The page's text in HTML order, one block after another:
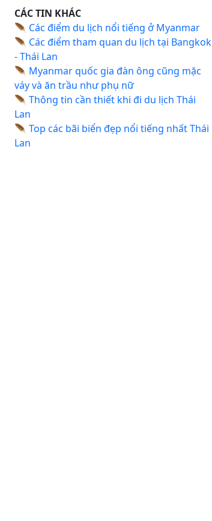
CÁC TIN KHÁC
🪶 Các điểm du lịch nổi tiếng ở Myanmar
🪶 Các điểm tham quan du lịch tại Bangkok
- Thái Lan
🪶 Myanmar quốc gia đàn ông cũng mặc
váy và ăn trầu như phụ nữ
🪶 Thông tin cần thiết khi đi du lịch Thái
Lan
🪶 Top các bãi biển đẹp nổi tiếng nhất Thái
Lan